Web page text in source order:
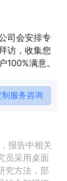
司会安排专
访，收集您
100%满意。
制服务咨询
报告中相关
员采用桌面
究方法，部